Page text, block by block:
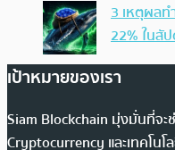
3 เหตุผลท
22% ในสั
เป้าหมายของเรา
Siam Blockchain มุ่งมั่นที่จะ
Cryptocurrency และเทคโน